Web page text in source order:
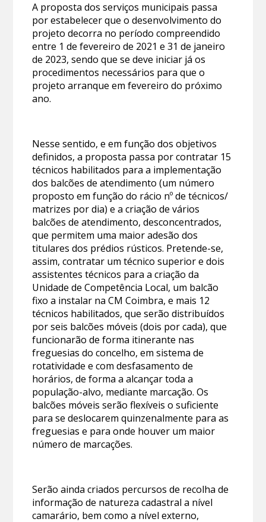
A proposta dos serviços municipais passa
por estabelecer que o desenvolvimento do
projeto decorra no período compreendido
entre 1 de fevereiro de 2021 e 31 de janeiro
de 2023, sendo que se deve iniciar já os
procedimentos necessários para que o
projeto arranque em fevereiro do próximo
ano.
Nesse sentido, e em função dos objetivos
definidos, a proposta passa por contratar 15
técnicos habilitados para a implementação
dos balcões de atendimento (um número
proposto em função do rácio nº de técnicos/
matrizes por dia) e a criação de vários
balcões de atendimento, desconcentrados,
que permitem uma maior adesão dos
titulares dos prédios rústicos. Pretende-se,
assim, contratar um técnico superior e dois
assistentes técnicos para a criação da
Unidade de Competência Local, um balcão
fixo a instalar na CM Coimbra, e mais 12
técnicos habilitados, que serão distribuídos
por seis balcões móveis (dois por cada), que
funcionarão de forma itinerante nas
freguesias do concelho, em sistema de
rotatividade e com desfasamento de
horários, de forma a alcançar toda a
população-alvo, mediante marcação. Os
balcões móveis serão flexíveis o suficiente
para se deslocarem quinzenalmente para as
freguesias e para onde houver um maior
número de marcações.
Serão ainda criados percursos de recolha de
informação de natureza cadastral a nível
camarário, bem como a nível externo,